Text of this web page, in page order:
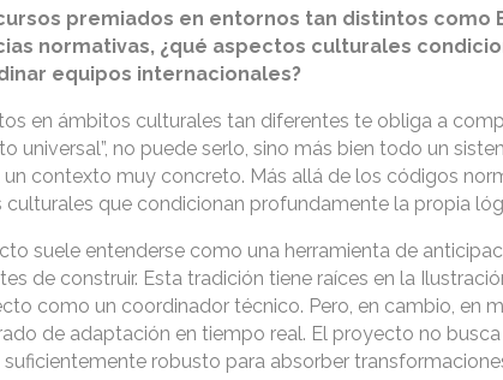
premiados en entornos tan distintos como
normativas, ¿qué aspectos culturales
equipos internacionales?
en ámbitos culturales tan diferentes te obliga a
universal”, no puede serlo, sino más bien todo un
contexto muy concreto. Más allá de los códigos
culturales que condicionan profundamente la propia
suele entenderse como una herramienta de
de construir. Esta tradición tiene raíces en la
como un coordinador técnico. Pero, en cambio, en
de adaptación en tiempo real. El proyecto no
robusto para absorber